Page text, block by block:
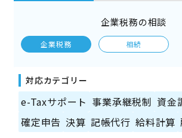
企業税務の相談
企業税務 相続
対応カテゴリー
e-Taxサポート 事業承継税制 資金
確定申告 決算 記帳代行 給料計算